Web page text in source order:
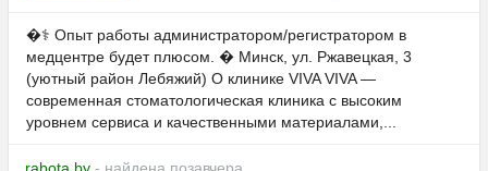
�‍⚕️ Опыт работы администратором/регистратором в
медцентре будет плюсом. � Минск, ул. Ржавецкая, 3
(уютный район Лебяжий) О клинике VIVA VIVA —
современная стоматологическая клиника с высоким
уровнем сервиса и качественными материалами,...